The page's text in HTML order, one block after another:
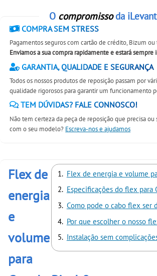
O compromissoda
COMPRA SEM STRESS
Pagamentos seguros com cartão de crédito, Bizum ou
Enviamos a sua compra rapidamente e estará sempre
GARANTIA, QUALIDADE E SEGURANÇA
Todos os nossos produtos de reposição passam por
qualidade rigorosos para garantir um funcionamento
TEM DÚVIDAS? FALE CONNOSCO!
Não tem certeza da peça de reposição que precisa
com o seu modelo? Escreva-nos e ajudamos
Flex de energia e volume
Especificações do flex para
Como pode o cabo flex ser
Por que escolher o nosso
Instalação sem
Flex de
energia
e
volume
para